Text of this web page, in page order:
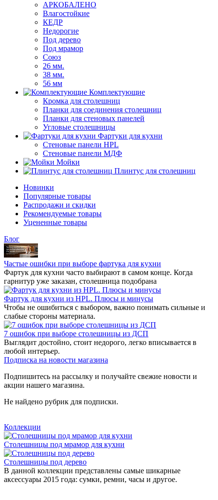
АРКОБАЛЕНО
лагостойкие
КЕДР
Недорогие
Под дерево
Под мрамор
Союз
26 мм.
38 мм.
56 мм
Комплектующие
Кромка для столешниц
Планки для соединения столешниц
Планки для стеновых панелей
Угловые столешницы
Фартуки для кухни
Стеновые панели HPL
Стеновые панели МДФ
Мойки
Плинтус для столешниц
Новинки
Популярные товары
Распродажи и скидки
Рекомендуемые товары
Уцененные товары
Бло
Частые ошибки при выборе фартука для кухни
Фартук для кухни часто выбирают в самом конце. Когда
арнитур уже заказан, столешница подобрана
Фартук для кухни из HPL. Плюсы и минусы
Чтобы не ошибиться с выбором, важно понимать сильные и
слабые стороны материала.
7 ошибок при выборе столешницы из ДСП
ыглядит достойно, стоит недорого, легко вписывается
любой интерьер.
Подписка на новости магазина
Подпишитесь на рассылку и получайте свежие новости и
акции нашего магазина.
Не найдено рубрик для подписки.
Коллекции
Столешницы под мрамор для кухни
Столешницы под дерево
данной коллекции представлены самые шикарные
аксессуары 2015 года: сумки, ремни, часы и другое.